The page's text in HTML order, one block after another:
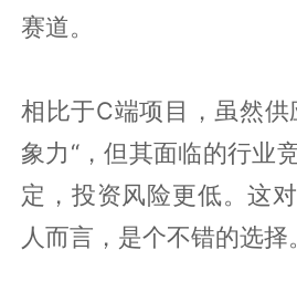
赛道。
相比于C端项目，虽然供
象力“，但其面临的行业
定，投资风险更低。这
人而言，是个不错的选择